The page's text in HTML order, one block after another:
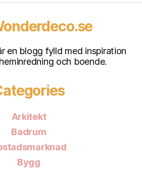
en blogg fylld med inspiration
och boende.
Arkitekt
Badrum
Bygg